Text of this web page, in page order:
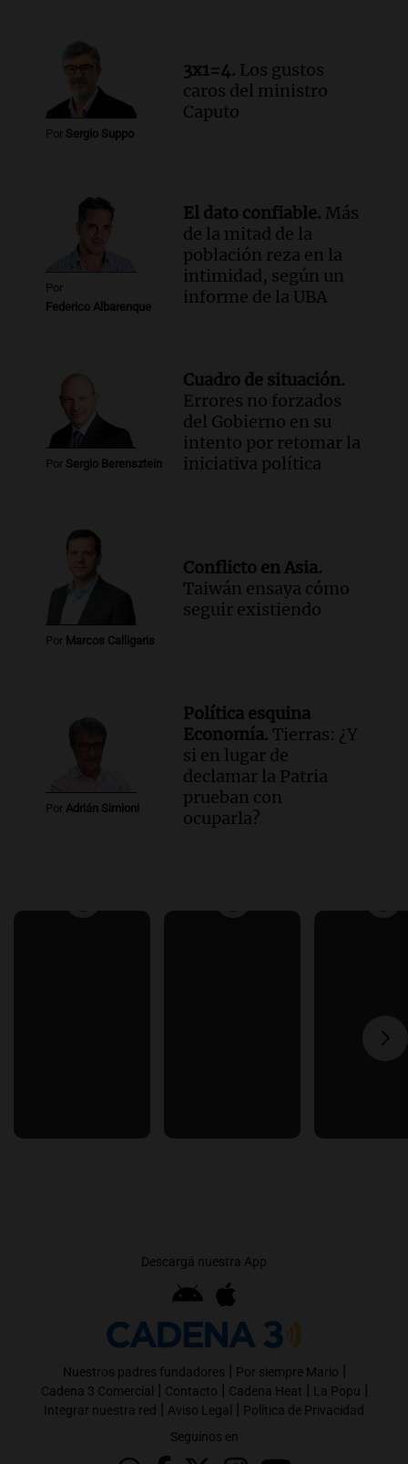
en CABA
Una mañana para todos
Episodios
Audio.
Altas Cumbres: rescataron a una
cabra que llevaba ocho días atrapada en
Episodios
Audio.Chile planteó mejorar la
conectividad fronteriza, aérea y digital
con Jujuy
Panorama Federal
Episodios
Por Sergio Suppo
3x1=4. Los gustos
caros del ministro
Caputo
Por
Federico Albarenque
El dato confiable. Más
de la mitad de la
población reza en la
intimidad, según un
informe de la UBA
Por Sergio Berensztein
Cuadro de situación.
Errores no forzados
del Gobierno en su
intento por retomar la
iniciativa política
Por Marcos Calligaris
Conflicto en Asia.
Taiwán ensaya cómo
seguir existiendo
Por Adrián Simioni
Política esquina
Economía. Tierras: ¿Y
si en lugar de
declamar la Patria
prueban con
ocuparla?
Descargá nuestra App
Nuestros padres fundadores | Por siempre Mario |
Cadena 3 Comercial | Contacto | Cadena Heat | La Popu |
Integrar nuestra red | Aviso Legal | Política de Privacidad
Seguinos en